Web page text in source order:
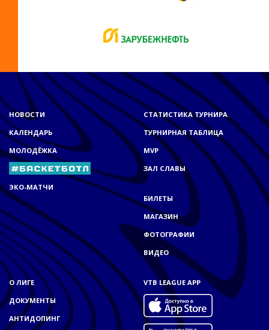
НОВОСТИ
КАЛЕНДАРЬ
МОЛОДЁЖКА
ЭКО-МАТЧИ
СТАТИСТИКА ТУРНИРА
ТУРНИРНАЯ ТАБЛИЦА
MVP
ЗАЛ СЛАВЫ
БИЛЕТЫ
МАГАЗИН
ФОТОГРАФИИ
ВИДЕО
О ЛИГЕ
ДОКУМЕНТЫ
АНТИДОПИНГ
VTB LEAGUE APP